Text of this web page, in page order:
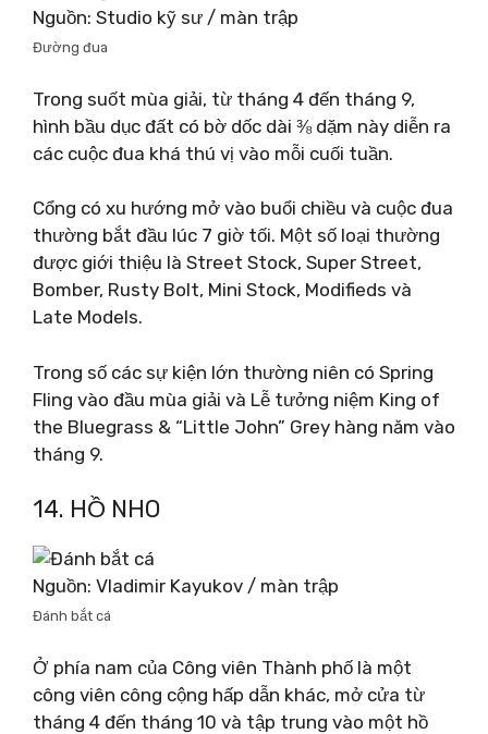
Nguồn: Studio kỹ sư / màn trập
Đường đua
Trong suốt mùa giải, từ tháng 4 đến tháng 9,
hình bầu dục đất có bờ dốc dài ⅜ dặm này diễn ra
các cuộc đua khá thú vị vào mỗi cuối tuần.
Cổng có xu hướng mở vào buổi chiều và cuộc đua
thường bắt đầu lúc 7 giờ tối. Một số loại thường
được giới thiệu là Street Stock, Super Street,
Bomber, Rusty Bolt, Mini Stock, Modifieds và
Late Models.
Trong số các sự kiện lớn thường niên có Spring
Fling vào đầu mùa giải và Lễ tưởng niệm King of
the Bluegrass & “Little John” Grey hàng năm vào
tháng 9.
14. HỒ NHO
Nguồn: Vladimir Kayukov / màn trập
Đánh bắt cá
Ở phía nam của Công viên Thành phố là một
công viên công cộng hấp dẫn khác, mở cửa từ
tháng 4 đến tháng 10 và tập trung vào một hồ